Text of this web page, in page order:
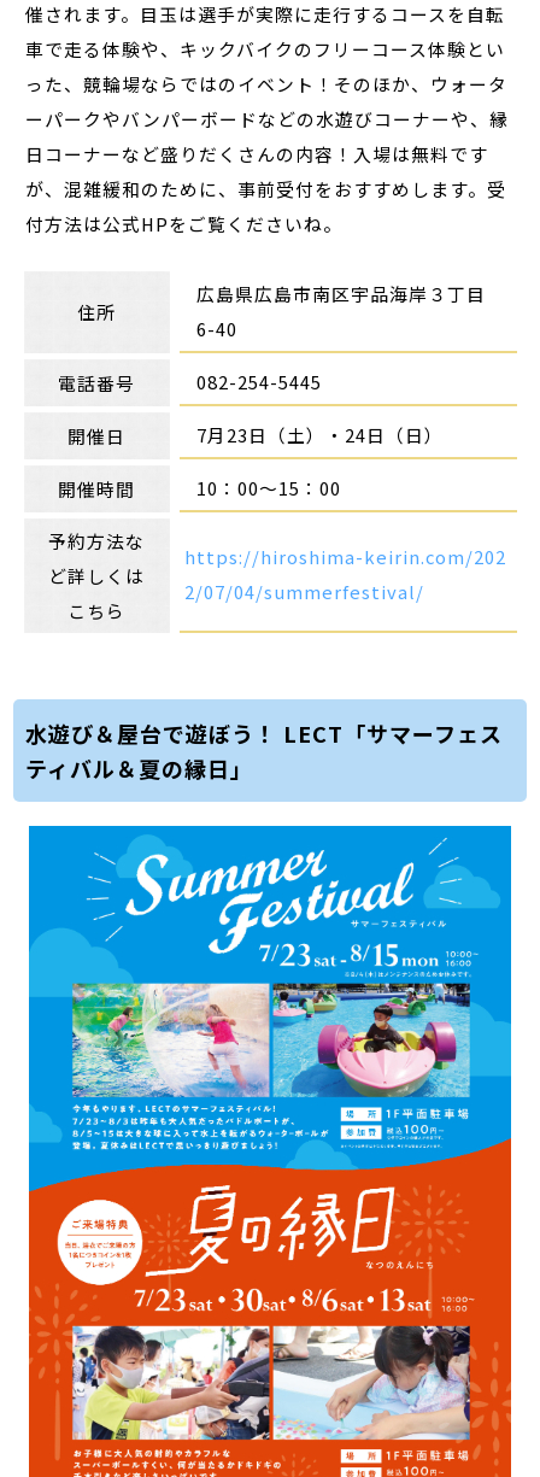
催されます。目玉は選手が実際に走行するコースを自転
車で走る体験や、キックバイクのフリーコース体験とい
った、競輪場ならではのイベント！そのほか、ウォータ
ーパークやバンパーボードなどの水遊びコーナーや、縁
日コーナーなど盛りだくさんの内容！入場は無料です
が、混雑緩和のために、事前受付をおすすめします。受
付方法は公式HPをご覧くださいね。
住所
広島県広島市南区宇品海岸３丁目
6-40
電話番号 082-254-5445
開催日 7月23日（土）・24日（日）
開催時間 10：00～15：00
予約方法な
ど詳しくは
こちら
https://hiroshima-keirin.com/202
2/07/04/summerfestival/
水遊び＆屋台で遊ぼう！ LECT「サマーフェス
ティバル＆夏の縁日」